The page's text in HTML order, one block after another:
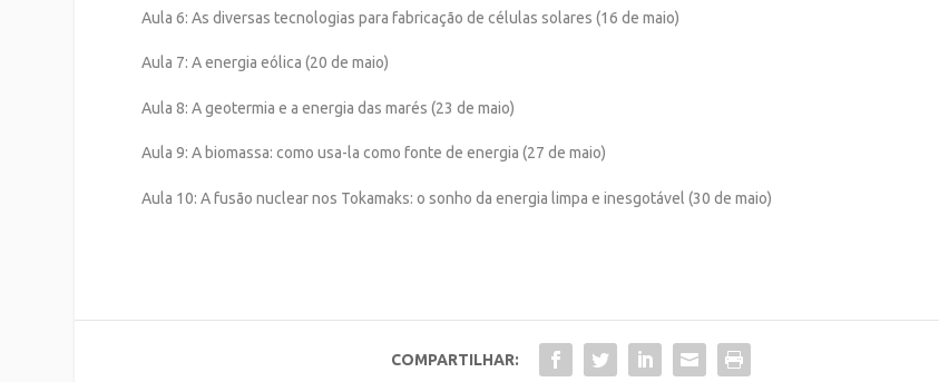
Aula 6: As diversas tecnologias para fabricação de células solares (16 de maio)
Aula 7: A energia eólica (20 de maio)
Aula 8: A geotermia e a energia das marés (23 de maio)
Aula 9: A biomassa: como usa-la como fonte de energia (27 de maio)
Aula 10: A fusão nuclear nos Tokamaks: o sonho da energia limpa e inesgotável (30 de maio)
COMPARTILHAR: